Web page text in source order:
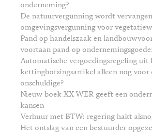
onderneming?
De natuurvergunning wordt
omgevingsvergunning voor
Pand op handelszaak en
voortaan pand op
Automatische vergoedingsregeling uit
kettingbotsingsartikel alleen nog voor
onschuldige?
Nieuw boek XX WER geeft een
kansen
Verhuur met BTW: regering hakt
Het ontslag van een bestuurder